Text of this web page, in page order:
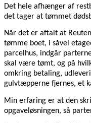
Det hele afhænger af
det tager at tømmet
Når det er aftalt at
tømme boet, i såvel
parcelhus, indgår
skal være tømt, og på
omkring betaling,
gulvtæpperne fjernes, et
Min erfaring er at den
opgaveløsningen, så